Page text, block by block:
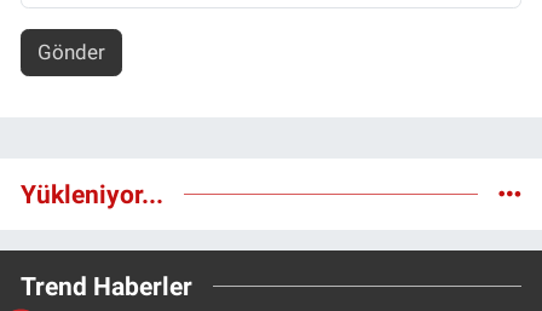
Gönder
Yükleniyor...
Trend Haberler